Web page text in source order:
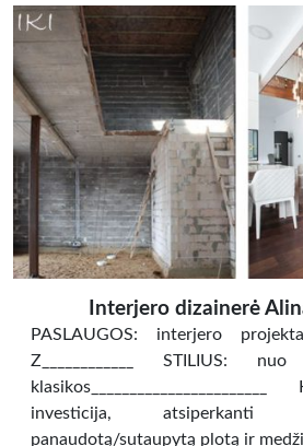
Interjero dizainerė
PASLAUGOS: interjero
Z____________ STILIUS:
investicija, atsiperkanti
panaudotą/sutaupytą plotą ir